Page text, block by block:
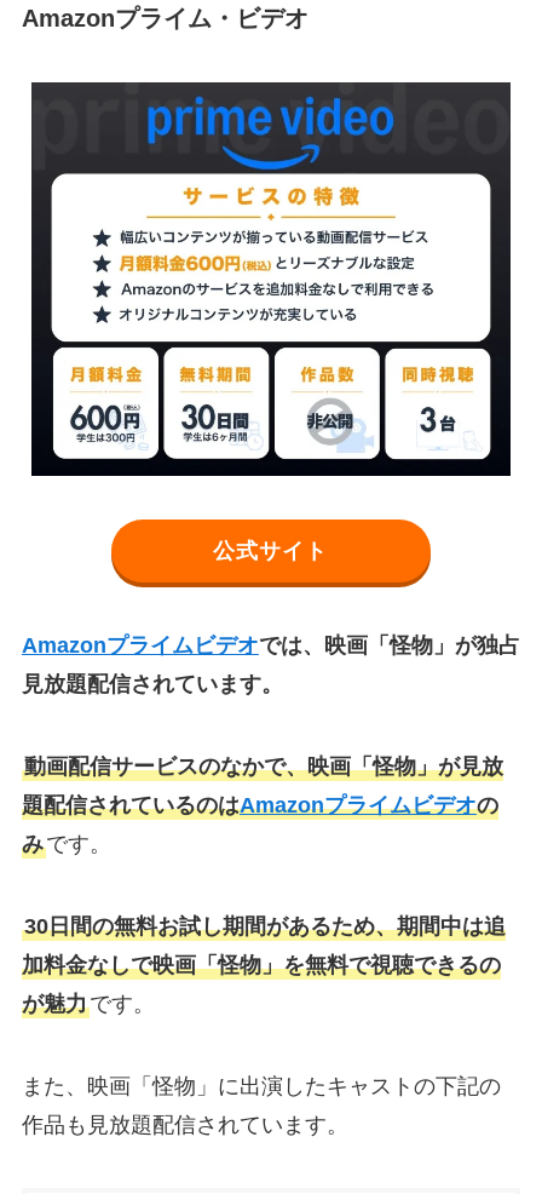
Amazonプライム・ビデオ
公式サイト
Amazonプライムビデオでは、映画「怪物」が独占
見放題配信されています。
動画配信サービスのなかで、映画「怪物」が見放
題配信されているのはAmazonプライムビデオの
みです。
30日間の無料お試し期間があるため、期間中は追
加料金なしで映画「怪物」を無料で視聴できるの
が魅力です。
また、映画「怪物」に出演したキャストの下記の
作品も見放題配信されています。